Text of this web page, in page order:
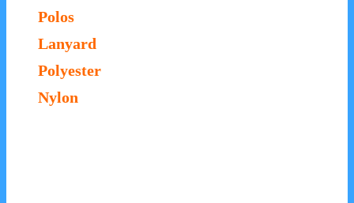
Polos
Lanyard
Polyester
Nylon